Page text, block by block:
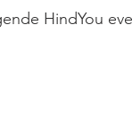
HindYou